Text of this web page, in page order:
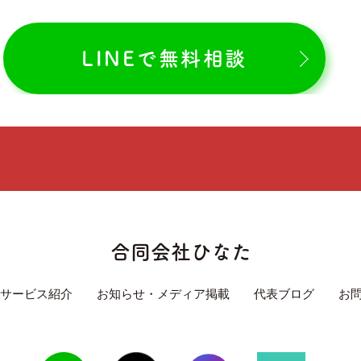
LINEで無料相談
合同会社ひなた
サービス紹介 お知らせ・メディア掲載 代表ブログ お